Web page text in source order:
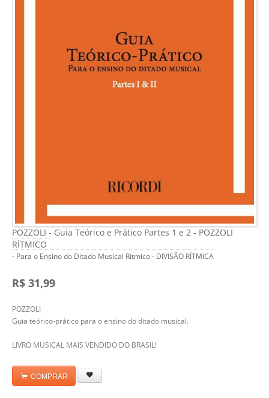
POZZOLI - Guia Teórico e Prático Partes 1 e 2 - POZZOLI
RÍTMICO
- Para o Ensino do Ditado Musical Rítmico - DIVISÃO RÍTMICA
R$ 31,99
POZZOLI
Guia teórico-prático para o ensino do ditado musical.
LIVRO MUSICAL MAIS VENDIDO DO BRASIL!
COMPRAR